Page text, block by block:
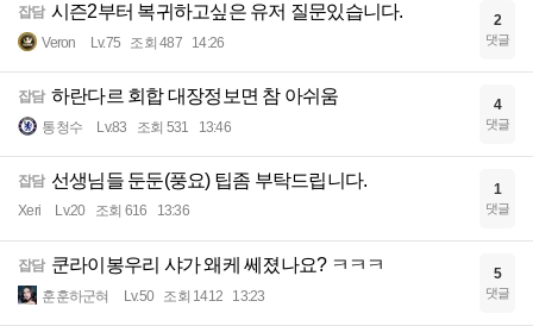
잡담 시즌2부터 복귀하고싶은 유저 질문있습니다.
Veron Lv.75 조회 487 14:26
2
댓글
잡담 하란다르 회합 대장정보면 참 아쉬움
통청수 Lv.83 조회 531 13:46
4
댓글
잡담 선생님들 둔둔(풍요) 팁좀 부탁드립니다.
Xeri Lv.20 조회 616 13:36
1
댓글
잡담 쿤라이봉우리 샤가 왜케 쎄졌나요? ㅋㅋㅋ
훈훈하군혀 Lv.50 조회 1412 13:23
5
댓글